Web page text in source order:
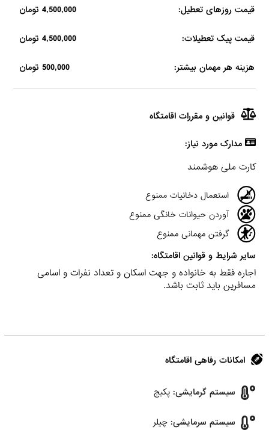
قیمت روزهای تعطیل: 4,500,000 تومان
قیمت پیک تعطیلات: 4,500,000 تومان
هزینه هر مهمان بیشتر: 500,000 تومان
قوانین و مقررات اقامتگاه
مدارک مورد نیاز:
کارت ملی هوشمند
استعمال دخانیات ممنوع
آوردن حیوانات خانگی ممنوع
گرفتن مهمانی ممنوع
سایر شرایط و قوانین اقامتگاه:
اجاره فقط به خانواده و جهت اسکان و تعداد نفرات و اسامی
مسافرین باید ثابت باشد.
امکانات رفاهی اقامتگاه
سیستم گرمایشی: پکیج
سیستم سرمایشی: چیلر